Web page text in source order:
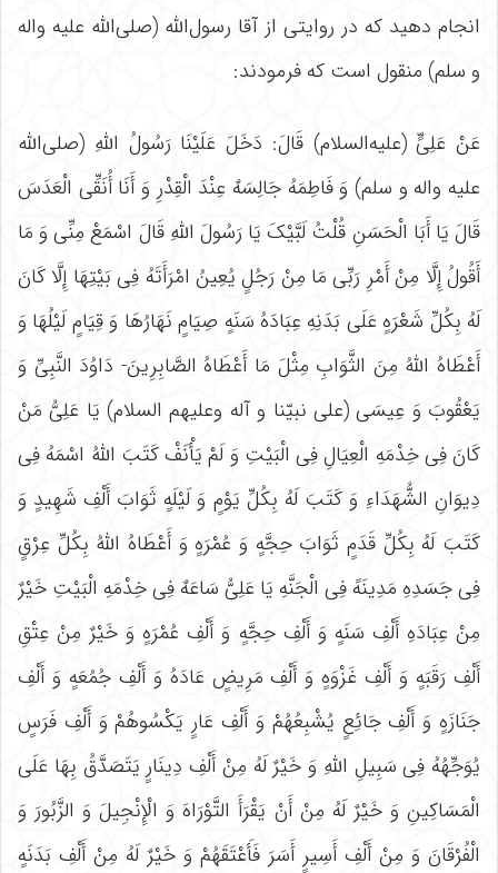
انجام دهید که در روایتی از آقا رسول‌الله (صلی‌الله علیه واله
و سلم) منقول است که فرمودند:
عَنْ عَلِیٍّ (علیه‌السلام) قَالَ: دَخَلَ عَلَیْنَا رَسُولُ اللَّهِ (صلی‌الله
علیه واله و سلم) وَ فَاطِمَهُ جَالِسَهٌ عِنْدَ الْقِدْرِ وَ أَنَا أُنَقِّی الْعَدَسَ
قَالَ یَا أَبَا الْحَسَنِ قُلْتُ لَبَّیْکَ‏ یَا رَسُولَ اللَّهِ قَالَ اسْمَعْ مِنِّی وَ مَا
أَقُولُ إِلَّا مِنْ أَمْرِ رَبِّی مَا مِنْ رَجُلٍ یُعِینُ امْرَأَتَهُ فِی بَیْتِهَا إِلَّا کَانَ
لَهُ بِکُلِّ شَعْرَهٍ عَلَى بَدَنِهِ عِبَادَهُ سَنَهٍ صِیَامٍ نَهَارُهَا وَ قِیَامٍ لَیْلُهَا وَ
أَعْطَاهُ اللَّهُ مِنَ الثَّوَابِ مِثْلَ مَا أَعْطَاهُ الصَّابِرِینَ‏- دَاوُدَ النَّبِیِّ وَ
یَعْقُوبَ وَ عِیسَى (علی نبیّنا و آله وعلیهم السلام) یَا عَلِیُّ مَنْ
کَانَ فِی خِدْمَهِ الْعِیَالِ فِی الْبَیْتِ وَ لَمْ یَأْنَفْ کَتَبَ اللَّهُ اسْمَهُ فِی
دِیوَانِ الشُّهَدَاءِ وَ کَتَبَ لَهُ بِکُلِّ یَوْمٍ وَ لَیْلَهٍ ثَوَابَ أَلْفِ شَهِیدٍ وَ
کَتَبَ لَهُ بِکُلِّ قَدَمٍ ثَوَابَ حِجَّهٍ وَ عُمْرَهٍ وَ أَعْطَاهُ اللَّهُ بِکُلِّ عِرْقٍ
فِی جَسَدِهِ مَدِینَهً فِی الْجَنَّهِ یَا عَلِیُّ سَاعَهٌ فِی خِدْمَهِ الْبَیْتِ خَیْرٌ
مِنْ عِبَادَهِ أَلْفِ سَنَهٍ وَ أَلْفِ حِجَّهٍ وَ أَلْفِ عُمْرَهٍ وَ خَیْرٌ مِنْ عِتْقِ
أَلْفِ رَقَبَهٍ وَ أَلْفِ غَزْوَهٍ وَ أَلْفِ مَرِیضٍ عَادَهُ وَ أَلْفِ جُمُعَهٍ وَ أَلْفِ
جَنَازَهٍ وَ أَلْفِ جَائِعٍ یُشْبِعُهُمْ وَ أَلْفِ عَارٍ یَکْسُوهُمْ‏ وَ أَلْفِ فَرَسٍ
یُوَجِّهُهُ فِی سَبِیلِ اللَّهِ وَ خَیْرٌ لَهُ مِنْ أَلْفِ دِینَارٍ یَتَصَدَّقُ بِهَا عَلَى
الْمَسَاکِینِ وَ خَیْرٌ لَهُ مِنْ أَنْ یَقْرَأَ التَّوْرَاهَ وَ الْإِنْجِیلَ وَ الزَّبُورَ وَ
الْفُرْقَانَ وَ مِنْ أَلْفِ أَسِیرٍ أَسَرَ فَأَعْتَقَهُمْ وَ خَیْرٌ لَهُ مِنْ أَلْفِ بَدَنَهٍ